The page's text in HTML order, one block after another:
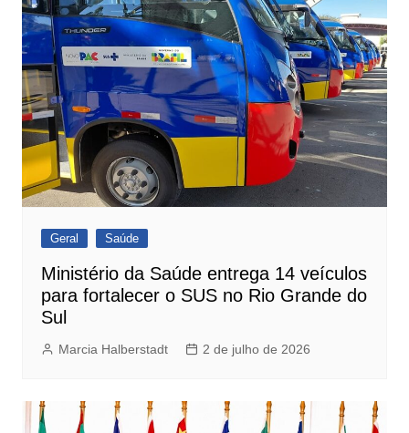
Geral Saúde
Ministério da Saúde entrega 14 veículos
para fortalecer o SUS no Rio Grande do
Sul
Marcia Halberstadt 2 de julho de 2026